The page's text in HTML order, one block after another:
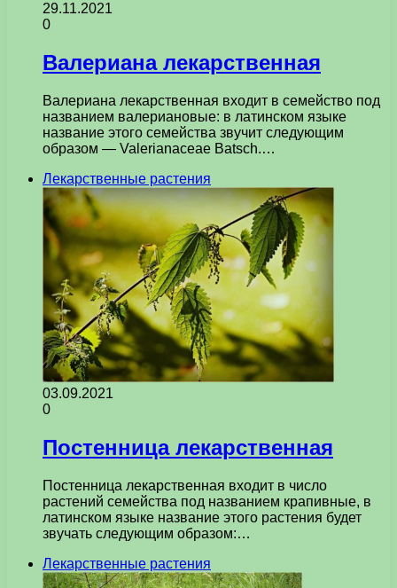
29.11.2021
0
Валериана лекарственная
Валериана лекарственная входит в семейство под
названием валериановые: в латинском языке
название этого семейства звучит следующим
образом — Valerianaceae Batsch.…
Лекарственные растения
03.09.2021
0
Постенница лекарственная
Постенница лекарственная входит в число
растений семейства под названием крапивные, в
латинском языке название этого растения будет
звучать следующим образом:…
Лекарственные растения